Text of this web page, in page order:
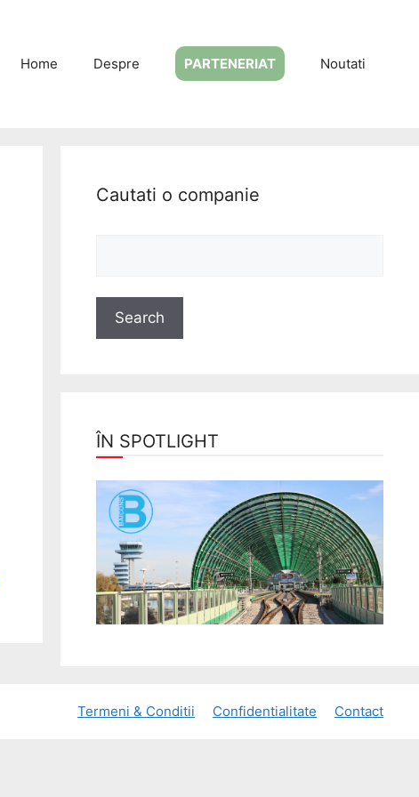
Home Despre PARTENERIAT Noutati
Cautati o companie
ÎN SPOTLIGHT
Termeni & Conditii Confidentialitate Contact